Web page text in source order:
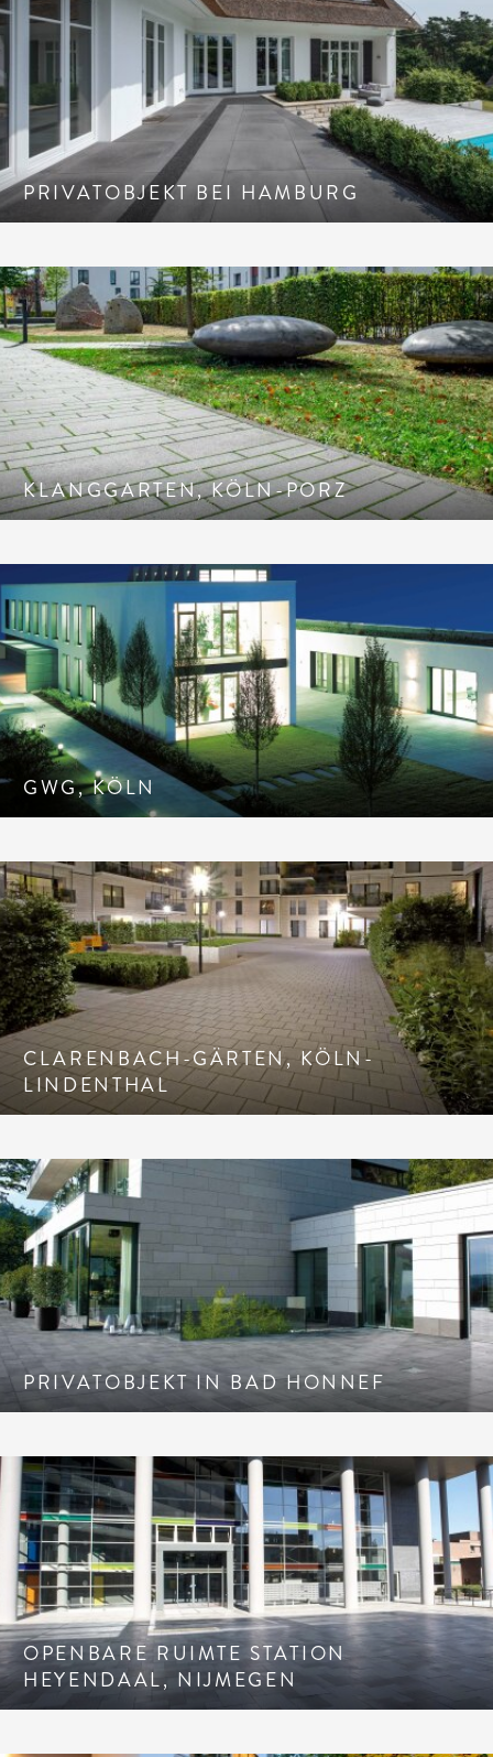
PRIVATOBJEKT BEI HAMBURG
KLANGGARTEN, KÖLN-PORZ
GWG, KÖLN
CLARENBACH-GÄRTEN, KÖLN-
LINDENTHAL
PRIVATOBJEKT IN BAD HONNEF
OPENBARE RUIMTE STATION
HEYENDAAL, NIJMEGEN